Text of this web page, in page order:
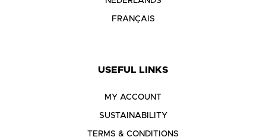
FRANÇAIS
USEFUL LINKS
MY ACCOUNT
SUSTAINABILITY
TERMS & CONDITIONS